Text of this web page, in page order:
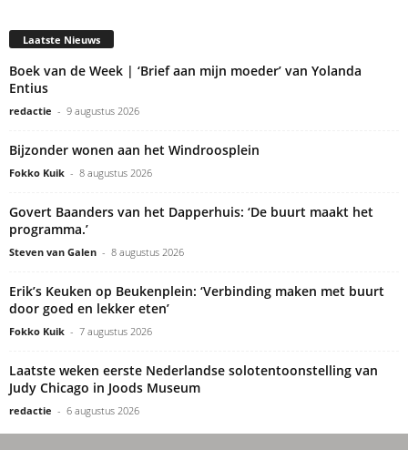
Laatste Nieuws
Boek van de Week | ‘Brief aan mijn moeder’ van Yolanda
Entius
redactie - 9 augustus 2026
Bijzonder wonen aan het Windroosplein
Fokko Kuik - 8 augustus 2026
Govert Baanders van het Dapperhuis: ‘De buurt maakt het
programma.’
Steven van Galen - 8 augustus 2026
Erik’s Keuken op Beukenplein: ‘Verbinding maken met buurt
door goed en lekker eten’
Fokko Kuik - 7 augustus 2026
Laatste weken eerste Nederlandse solotentoonstelling van
Judy Chicago in Joods Museum
redactie - 6 augustus 2026